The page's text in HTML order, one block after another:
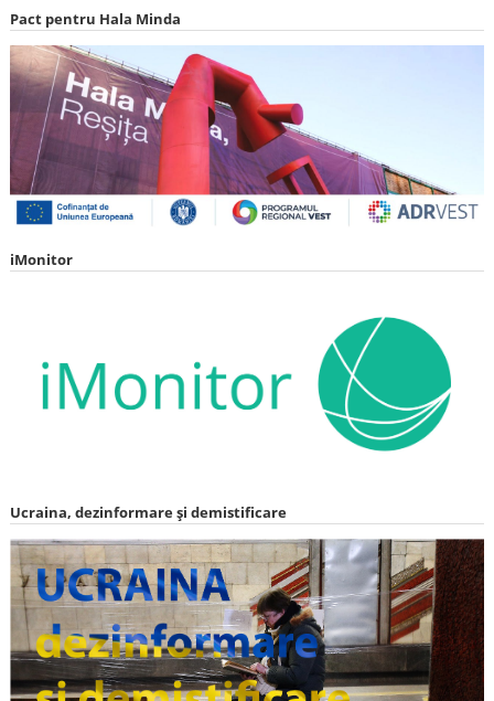
Pact pentru Hala Minda
iMonitor
Ucraina, dezinformare și demistificare